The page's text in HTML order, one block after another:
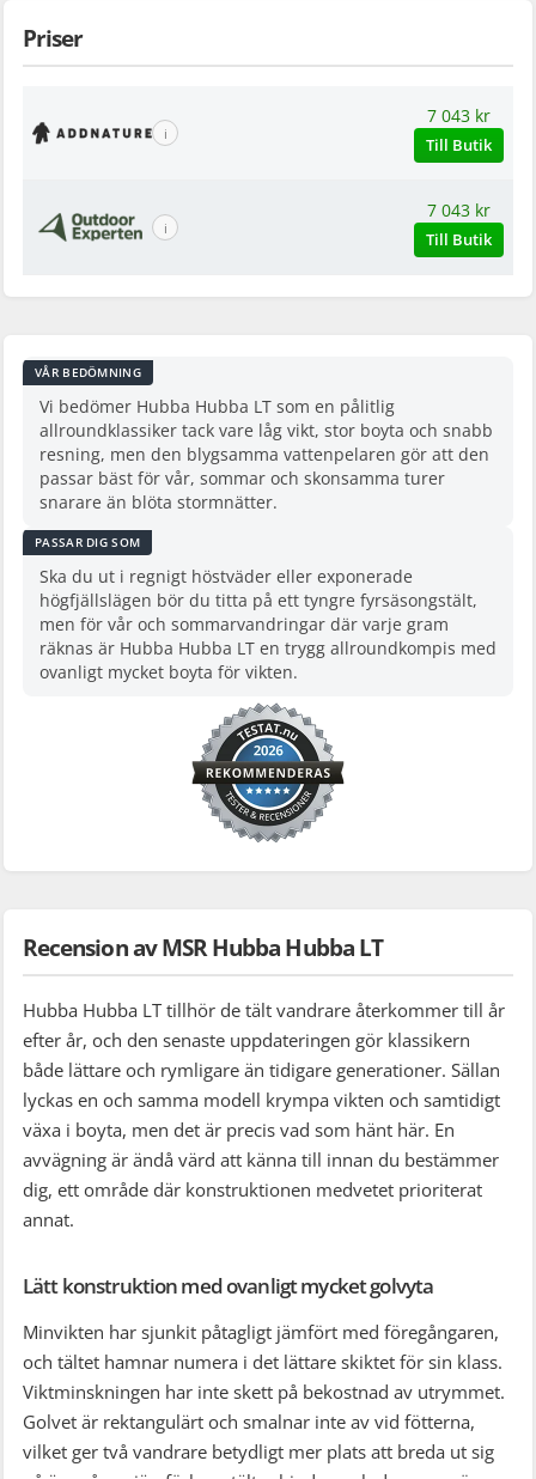
Priser
ℹ
7 043 kr
Till Butik
ℹ
7 043 kr
Till Butik
VÅR BEDÖMNING
Vi bedömer Hubba Hubba LT som en pålitlig
allroundklassiker tack vare låg vikt, stor boyta och snabb
resning, men den blygsamma vattenpelaren gör att den
passar bäst för vår, sommar och skonsamma turer
snarare än blöta stormnätter.
PASSAR DIG SOM
Ska du ut i regnigt höstväder eller exponerade
högfjällslägen bör du titta på ett tyngre fyrsäsongstält,
men för vår och sommarvandringar där varje gram
räknas är Hubba Hubba LT en trygg allroundkompis med
ovanligt mycket boyta för vikten.
Recension av MSR Hubba Hubba LT
Hubba Hubba LT tillhör de tält vandrare återkommer till år
efter år, och den senaste uppdateringen gör klassikern
både lättare och rymligare än tidigare generationer. Sällan
lyckas en och samma modell krympa vikten och samtidigt
växa i boyta, men det är precis vad som hänt här. En
avvägning är ändå värd att känna till innan du bestämmer
dig, ett område där konstruktionen medvetet prioriterat
annat.
Lätt konstruktion med ovanligt mycket golvyta
Minvikten har sjunkit påtagligt jämfört med föregångaren,
och tältet hamnar numera i det lättare skiktet för sin klass.
Viktminskningen har inte skett på bekostnad av utrymmet.
Golvet är rektangulärt och smalnar inte av vid fötterna,
vilket ger två vandrare betydligt mer plats att breda ut sig